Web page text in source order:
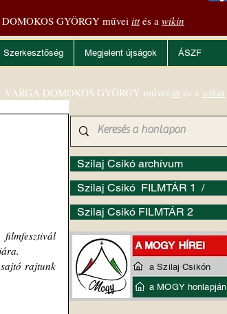
GYÖRGY művei ittés a wikin
Szerkesztőség Megjelent újságok ÁSZF
rajtunk
Szilaj Csikó archívum
Szilaj Csikó FILMTÁR 1 /
Szilaj Csikó FILMTÁR 2
VARGA DOMOKOS GYÖRGY művei itt és a wikin
a Szilaj Csikón
a MOGY honlapján